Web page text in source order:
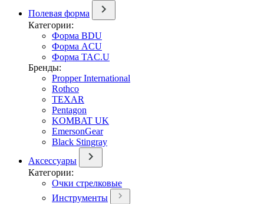
Полевая форма
Категории:
Форма BDU
Форма ACU
Форма TAC.U
Бренды:
Propper International
Rothco
TEXAR
Pentagon
KOMBAT UK
EmersonGear
Black Stingray
Аксессуары
Категории:
Очки стрелковые
Инструменты